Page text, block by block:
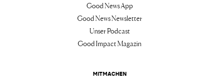
Good News App
Good News Newsletter
Unser Podcast
Good Impact Magazin
MITMACHEN